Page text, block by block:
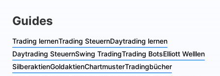
Guides
Trading lernenTrading SteuernDaytrading lernen
Daytrading SteuernSwing TradingTrading BotsElliott Welllen
SilberaktienGoldaktienChartmusterTradingbücher